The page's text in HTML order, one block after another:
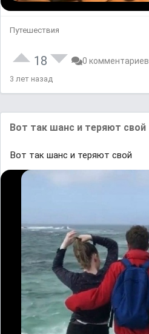
Путешествия
18 0 комментариев
3 лет назад
Вот так шанс и теряют свой
Вот так шанс и теряют свой